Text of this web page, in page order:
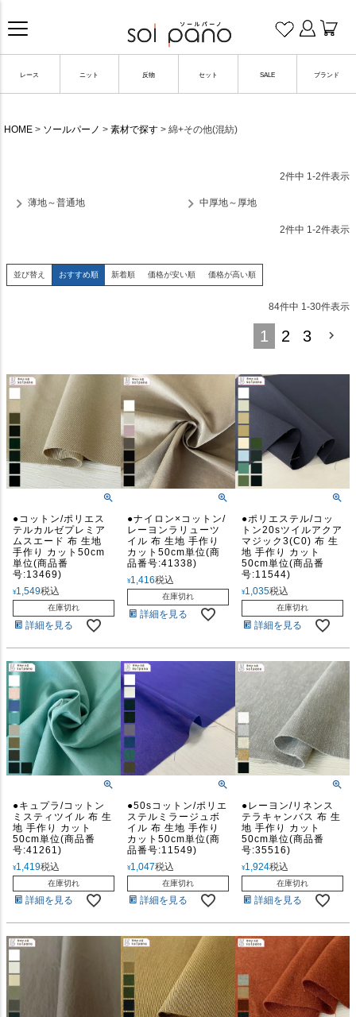
レース ニット 反物 セット SALE ブランド
HOME ソールパーノ 素材で探す 綿+その他(混紡)
2件中 1 -2件表示
薄地～普通地 中厚地～厚地
2件中 1 -2件表示
並び替え おすすめ順 新着順 価格が安い順 価格が高い順
84件中 1-30件表示
1 2 3
●コットン/ポリエス
テルカルゼプレミア
ムスエード 布 生地
手作り カット50cm
単位(商品番
号:13469)
¥1,549税込
在庫切れ
詳細を見る
●ナイロン×コットン/
レーヨンラリューツ
イル 布 生地 手作り
カット50cm単位(商
品番号:41338)
¥1,416税込
在庫切れ
詳細を見る
●ポリエステル/コッ
トン20sツイルアクア
マジック3(C0) 布 生
地 手作り カット
50cm単位(商品番
号:11544)
¥1,035税込
在庫切れ
詳細を見る
●キュプラ/コットン
ミスティツイル 布 生
地 手作り カット
50cm単位(商品番
号:41261)
¥1,419税込
在庫切れ
詳細を見る
●50sコットン/ポリエ
ステルミラージュボ
イル 布 生地 手作り
カット50cm単位(商
品番号:11549)
¥1,047税込
在庫切れ
詳細を見る
●レーヨン/リネンス
テラキャンバス 布 生
地 手作り カット
50cm単位(商品番
号:35516)
¥1,924税込
在庫切れ
詳細を見る